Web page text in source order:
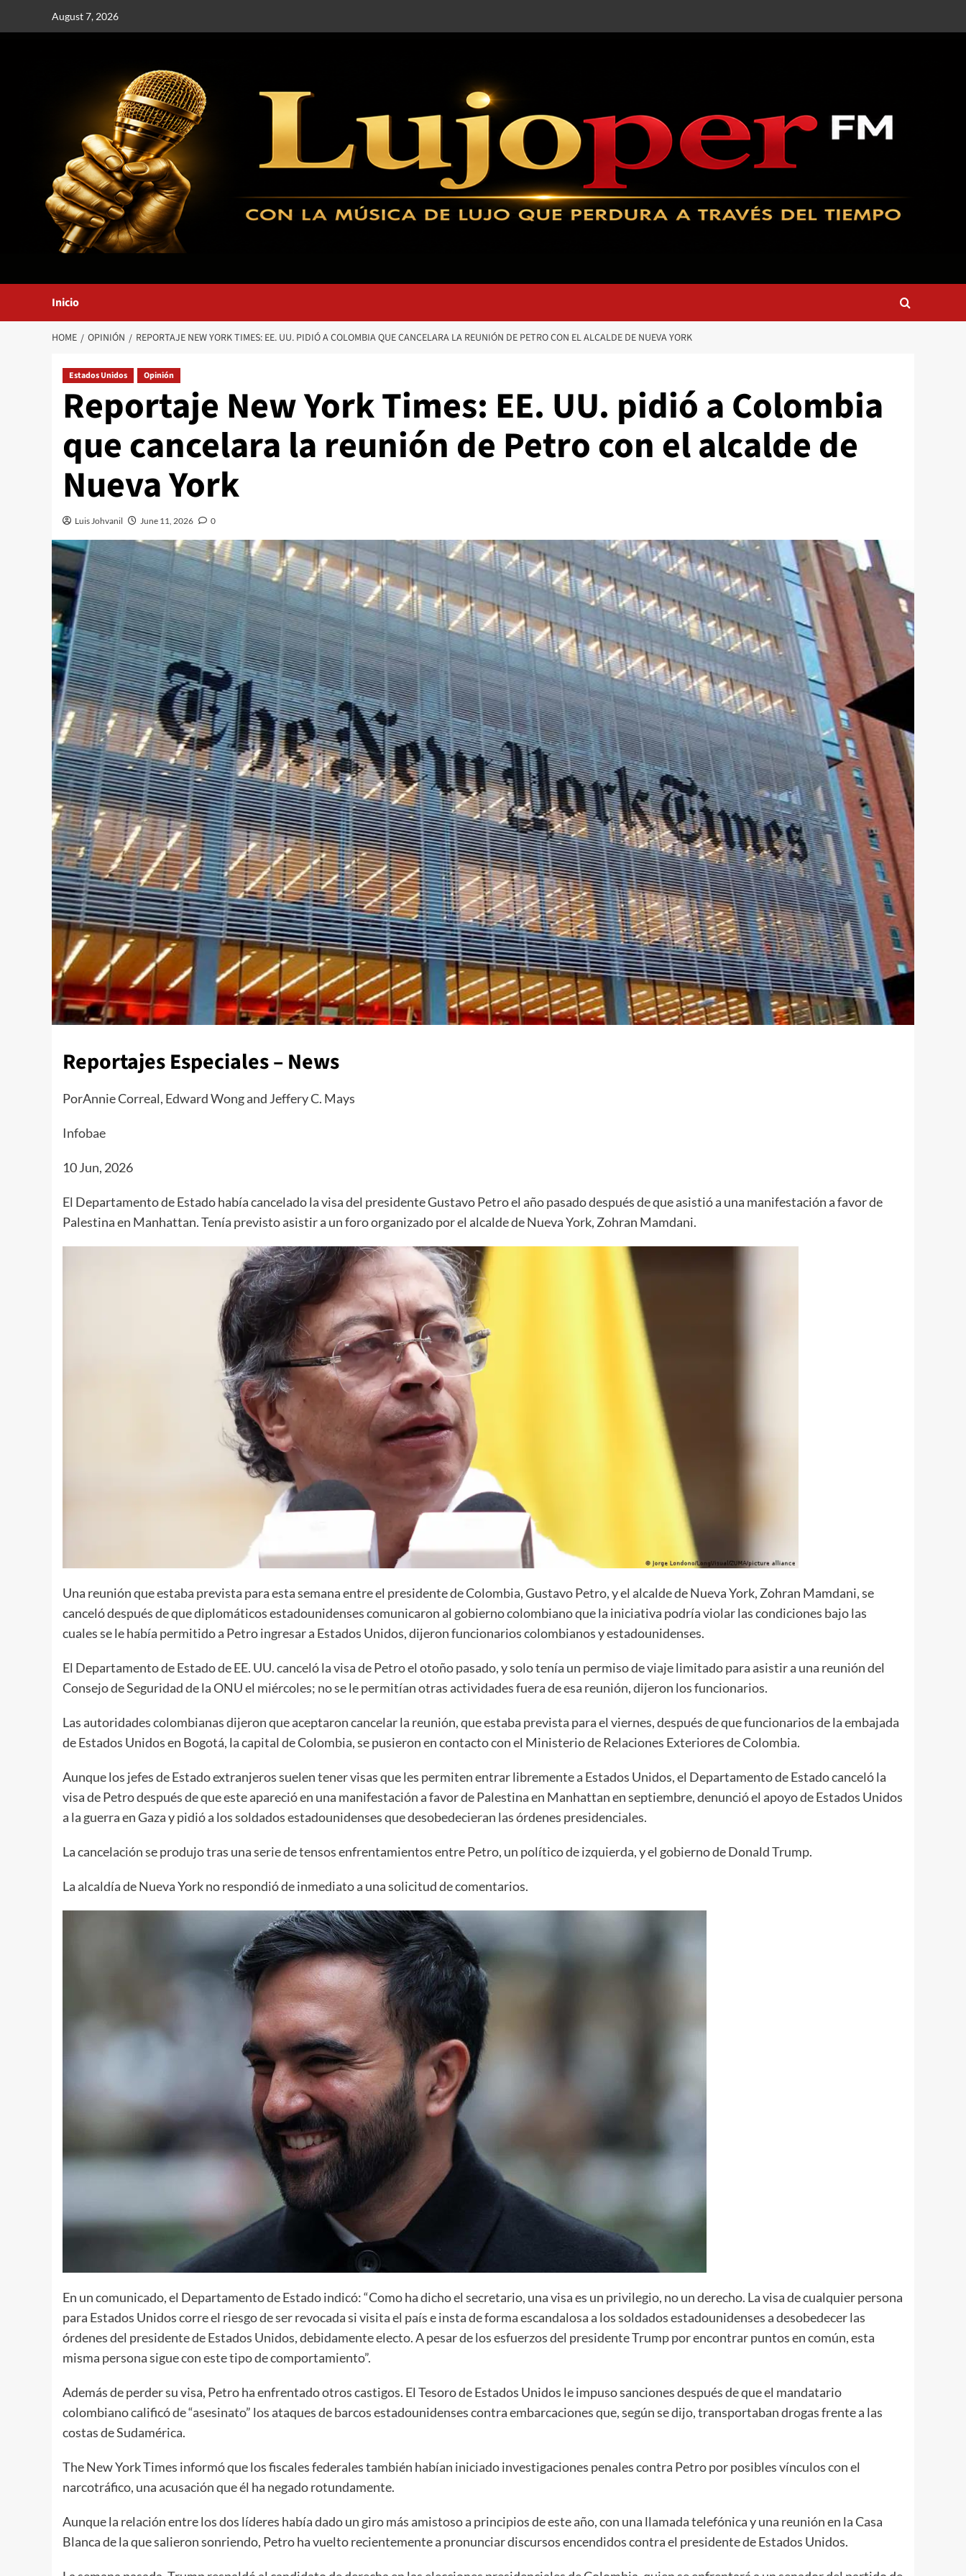
August 7, 2026
Inicio
HOME OPINIÓN REPORTAJE NEW YORK TIMES: EE. UU. PIDIÓ A COLOMBIA QUE CANCELARA LA REUNIÓN DE PETRO CON EL ALCALDE DE NUEVA YORK
Estados Unidos Opinión
Reportaje New York Times: EE. UU. pidió a Colombia
que cancelara la reunión de Petro con el alcalde de
Nueva York
Luis Johvanil June 11, 2026 0
Reportajes Especiales – News
PorAnnie Correal, Edward Wong and Jeffery C. Mays
Infobae
10 Jun, 2026
El Departamento de Estado había cancelado la visa del presidente Gustavo Petro el año pasado después de que asistió a una manifestación a favor de
Palestina en Manhattan. Tenía previsto asistir a un foro organizado por el alcalde de Nueva York, Zohran Mamdani.
Una reunión que estaba prevista para esta semana entre el presidente de Colombia, Gustavo Petro, y el alcalde de Nueva York, Zohran Mamdani, se
canceló después de que diplomáticos estadounidenses comunicaron al gobierno colombiano que la iniciativa podría violar las condiciones bajo las
cuales se le había permitido a Petro ingresar a Estados Unidos, dijeron funcionarios colombianos y estadounidenses.
El Departamento de Estado de EE. UU. canceló la visa de Petro el otoño pasado, y solo tenía un permiso de viaje limitado para asistir a una reunión del
Consejo de Seguridad de la ONU el miércoles; no se le permitían otras actividades fuera de esa reunión, dijeron los funcionarios.
Las autoridades colombianas dijeron que aceptaron cancelar la reunión, que estaba prevista para el viernes, después de que funcionarios de la embajada
de Estados Unidos en Bogotá, la capital de Colombia, se pusieron en contacto con el Ministerio de Relaciones Exteriores de Colombia.
Aunque los jefes de Estado extranjeros suelen tener visas que les permiten entrar libremente a Estados Unidos, el Departamento de Estado canceló la
visa de Petro después de que este apareció en una manifestación a favor de Palestina en Manhattan en septiembre, denunció el apoyo de Estados Unidos
a la guerra en Gaza y pidió a los soldados estadounidenses que desobedecieran las órdenes presidenciales.
La cancelación se produjo tras una serie de tensos enfrentamientos entre Petro, un político de izquierda, y el gobierno de Donald Trump.
La alcaldía de Nueva York no respondió de inmediato a una solicitud de comentarios.
En un comunicado, el Departamento de Estado indicó: “Como ha dicho el secretario, una visa es un privilegio, no un derecho. La visa de cualquier persona
para Estados Unidos corre el riesgo de ser revocada si visita el país e insta de forma escandalosa a los soldados estadounidenses a desobedecer las
órdenes del presidente de Estados Unidos, debidamente electo. A pesar de los esfuerzos del presidente Trump por encontrar puntos en común, esta
misma persona sigue con este tipo de comportamiento”.
Además de perder su visa, Petro ha enfrentado otros castigos. El Tesoro de Estados Unidos le impuso sanciones después de que el mandatario
colombiano calificó de “asesinato” los ataques de barcos estadounidenses contra embarcaciones que, según se dijo, transportaban drogas frente a las
costas de Sudamérica.
The New York Times informó que los fiscales federales también habían iniciado investigaciones penales contra Petro por posibles vínculos con el
narcotráfico, una acusación que él ha negado rotundamente.
Aunque la relación entre los dos líderes había dado un giro más amistoso a principios de este año, con una llamada telefónica y una reunión en la Casa
Blanca de la que salieron sonriendo, Petro ha vuelto recientemente a pronunciar discursos encendidos contra el presidente de Estados Unidos.